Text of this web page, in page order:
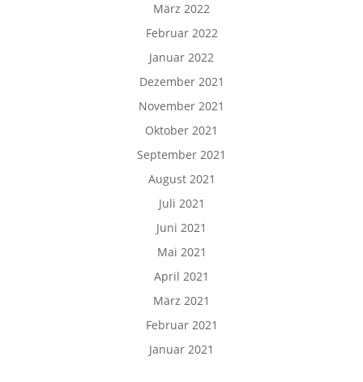
März 2022
Februar 2022
Januar 2022
Dezember 2021
November 2021
Oktober 2021
September 2021
August 2021
Juli 2021
Juni 2021
Mai 2021
April 2021
März 2021
Februar 2021
Januar 2021